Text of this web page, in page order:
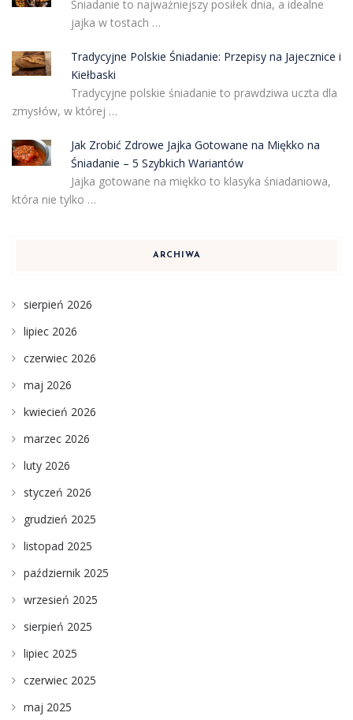
Śniadanie to najważniejszy posiłek dnia, a idealne
jajka w tostach …
Tradycyjne Polskie Śniadanie: Przepisy na Jajecznice i
Kiełbaski
Tradycyjne polskie śniadanie to prawdziwa uczta dla
zmysłów, w której …
Jak Zrobić Zdrowe Jajka Gotowane na Miękko na
Śniadanie – 5 Szybkich Wariantów
Jajka gotowane na miękko to klasyka śniadaniowa,
która nie tylko …
ARCHIWA
sierpień 2026
lipiec 2026
czerwiec 2026
maj 2026
kwiecień 2026
marzec 2026
luty 2026
styczeń 2026
grudzień 2025
listopad 2025
październik 2025
wrzesień 2025
sierpień 2025
lipiec 2025
czerwiec 2025
maj 2025